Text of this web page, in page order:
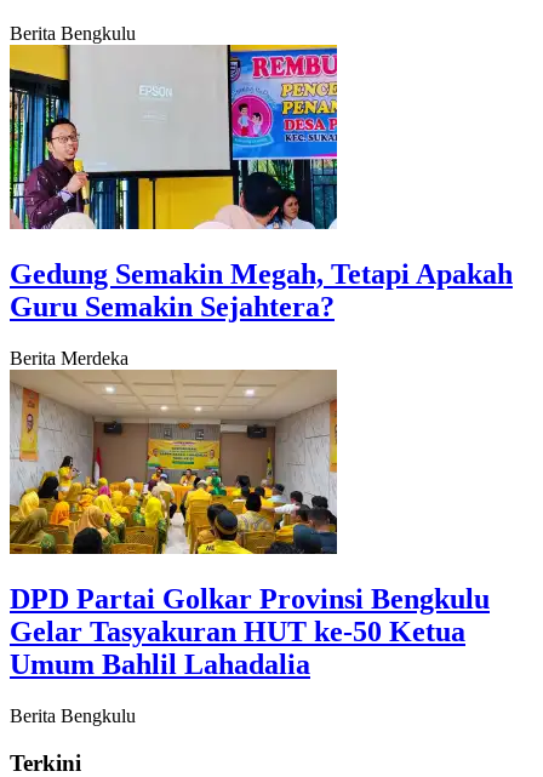
Berita Bengkulu
Gedung Semakin Megah, Tetapi Apakah
Guru Semakin Sejahtera?
Berita Merdeka
‎DPD Partai Golkar Provinsi Bengkulu
Gelar Tasyakuran HUT ke-50 Ketua
Umum Bahlil Lahadalia
Berita Bengkulu
Terkini